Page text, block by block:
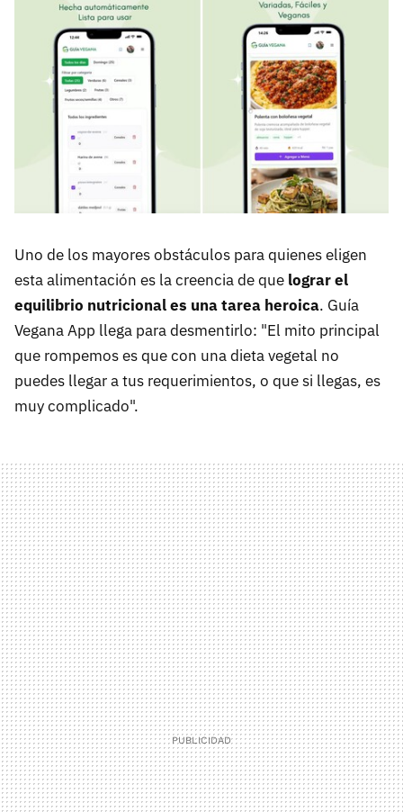
Uno de los mayores obstáculos para quienes eligen
esta alimentación es la creencia de que lograr el
equilibrio nutricional es una tarea heroica. Guía
Vegana App llega para desmentirlo: "El mito principal
que rompemos es que con una dieta vegetal no
puedes llegar a tus requerimientos, o que si llegas, es
muy complicado".